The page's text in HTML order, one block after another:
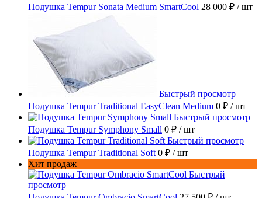
Подушка Tempur Sonata Medium SmartCool 28 000 ₽ / шт
Быстрый просмотр
Подушка Tempur Traditional EasyClean Medium 0 ₽ / шт
Быстрый просмотр
Подушка Tempur Symphony Small 0 ₽ / шт
Быстрый просмотр
Подушка Tempur Traditional Soft 0 ₽ / шт
Хит продаж
Быстрый
просмотр